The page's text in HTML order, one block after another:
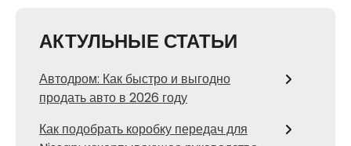
АКТУЛЬНЫЕ СТАТЬИ
Автодром: Как быстро и выгодно
продать авто в 2026 году
Как подобрать коробку передач для